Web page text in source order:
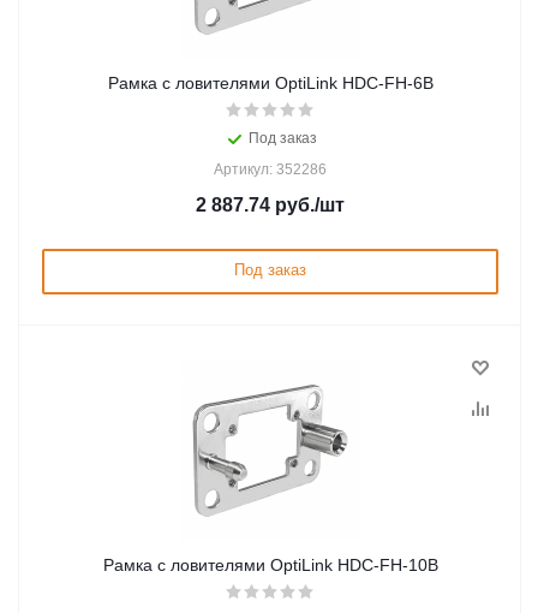
Рамка с ловителями OptiLink HDC-FH-6B
Под заказ
Артикул: 352286
2 887.74 руб./шт
Под заказ
Рамка с ловителями OptiLink HDC-FH-10B